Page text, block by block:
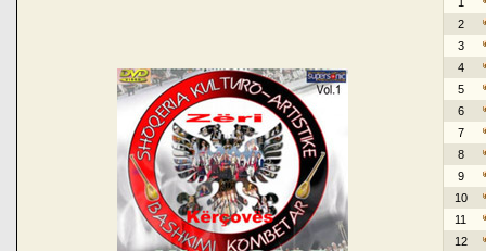
2
3
4
5
6
7
8
9
10
11
12